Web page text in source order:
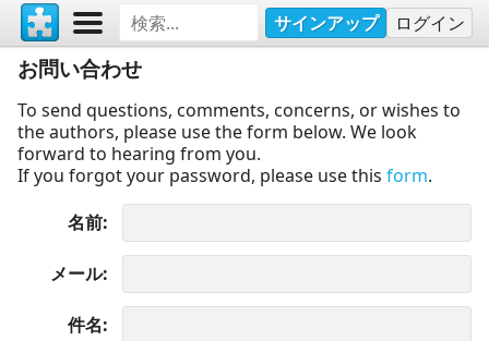
サインアップ ログイン
お問い合わせ
To send questions, comments, concerns, or wishes to
the authors, please use the form below. We look
forward to hearing from you.
If you forgot your password, please use this form.
名前
メール
件名